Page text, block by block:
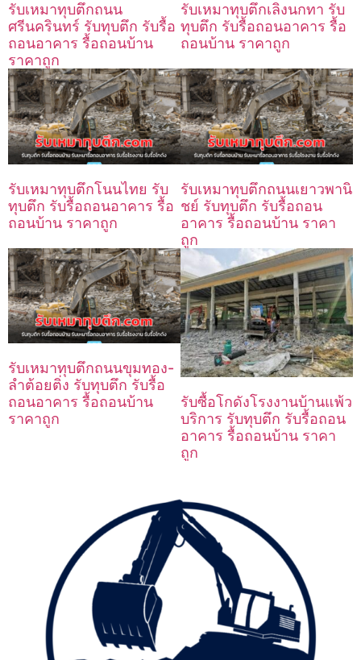
รับเหมาทุบตึกถนน
ศรีนครินทร์ รับทุบตึก รับรื้อ
ถอนอาคาร รื้อถอนบ้าน
ราคาถูก
รับเหมาทุบตึกเลิงนกทา รับ
ทุบตึก รับรื้อถอนอาคาร รื้อ
ถอนบ้าน ราคาถูก
รับเหมาทุบตึกโนนไทย รับ
ทุบตึก รับรื้อถอนอาคาร รื้อ
ถอนบ้าน ราคาถูก
รับเหมาทุบตึกถนนเยาวพานิ
ชย์ รับทุบตึก รับรื้อถอน
อาคาร รื้อถอนบ้าน ราคา
ถูก
รับเหมาทุบตึกถนนขุมทอง-
ลำต้อยติ่ง รับทุบตึก รับรื้อ
ถอนอาคาร รื้อถอนบ้าน
ราคาถูก
รับซื้อโกดังโรงงานบ้านแพ้ว
บริการ รับทุบตึก รับรื้อถอน
อาคาร รื้อถอนบ้าน ราคา
ถูก